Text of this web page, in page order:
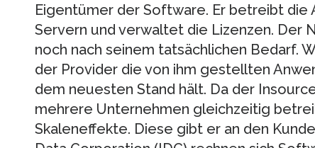
Eigentümer der Software. Er betreibt die
Servern und verwaltet die Lizenzen. Der
noch nach seinem tatsächlichen Bedarf.
der Provider die von ihm gestellten
dem neuesten Stand hält. Da der
mehrere Unternehmen gleichzeitig
Skaleneffekte. Diese gibt er an den